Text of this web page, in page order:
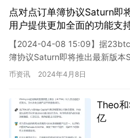
点对点订单簿协议Saturn即
用户提供更加全面的功能支
Rune代币交易的支持。通
进行Rune代币的交易，享受
这一次的升级将为用户带来
产交易市场增添新的活力。
【2024-04-08 15:09】据
簿协议Saturn即将推出最新版
版。预计该版本将在比特币减半…
币资讯 2024年4月8日
Theo
亿